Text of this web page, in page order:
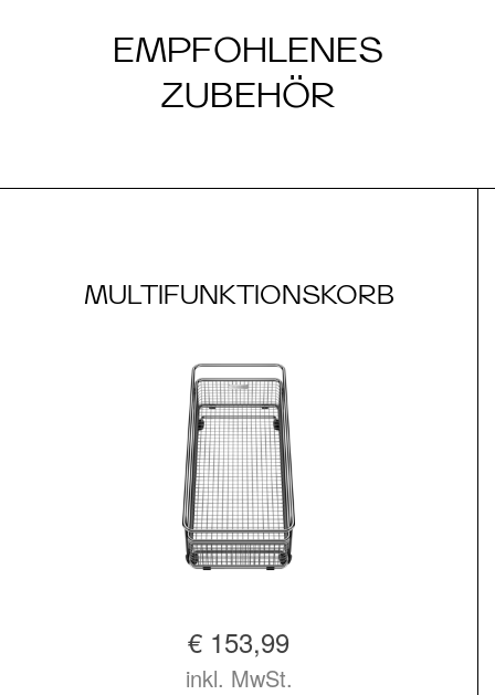
EMPFOHLENES
ZUBEHÖR
MULTIFUNKTIONSKORB
€ 153,99
inkl. MwSt.